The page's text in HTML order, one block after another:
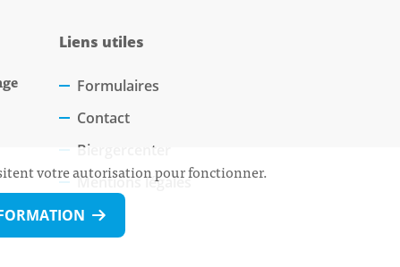
Liens utiles
Formulaires
Contact
Biergercenter
Mentions légales
votre autorisation pour fonctionner.